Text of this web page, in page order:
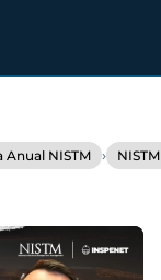
Anual NISTM ›